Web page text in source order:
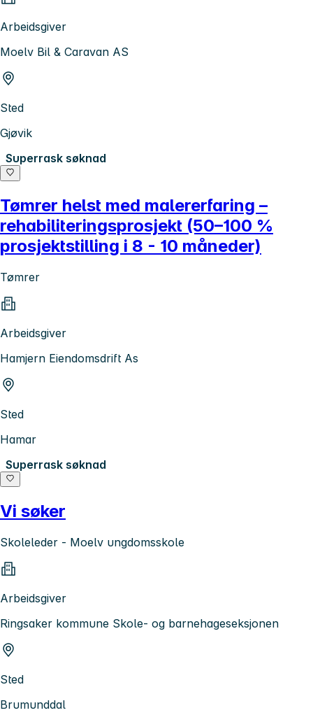
Arbeidsgiver
Moelv Bil & Caravan AS
Sted
Gjøvik
Superrask søknad
Tømrer helst med malererfaring –
rehabiliteringsprosjekt (50–100 %
prosjektstilling i 8 - 10 måneder)
Tømrer
Arbeidsgiver
Hamjern Eiendomsdrift As
Sted
Hamar
Superrask søknad
Vi søker
Skoleleder - Moelv ungdomsskole
Arbeidsgiver
Ringsaker kommune Skole- og barnehageseksjonen
Sted
Brumunddal